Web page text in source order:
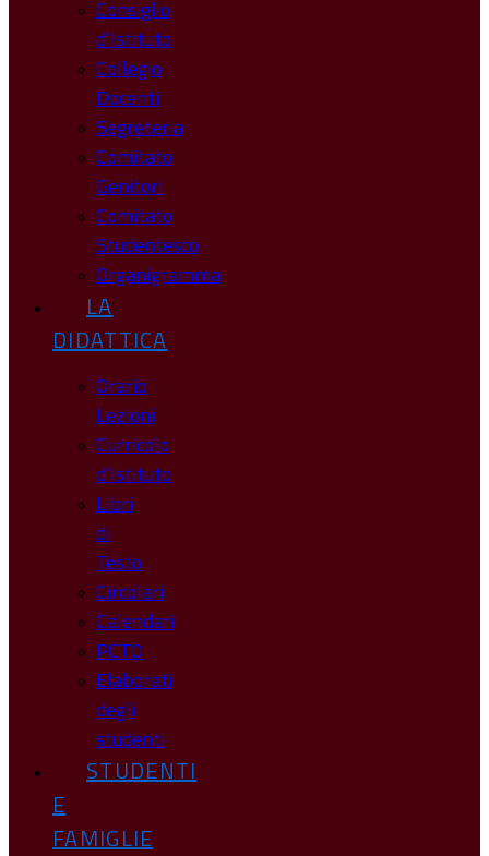
Consiglio
d’Istituto
Collegio
Docenti
Segreteria
Comitato
Genitori
Comitato
Studentesco
Organigramma
LA
DIDATTICA
Orario
Lezioni
Curricolo
d’Istituto
Libri
di
Testo
Circolari
Calendari
PCTO
Elaborati
degli
studenti
STUDENTI
E
FAMIGLIE